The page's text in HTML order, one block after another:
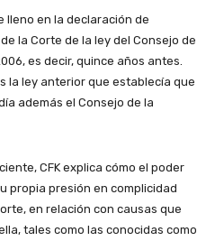
lleno en la declaración de
la Corte de la ley del Consejo de
es decir, quince años antes.
la ley anterior que establecía que
además el Consejo de la
CFK explica cómo el poder
propia presión en complicidad
en relación con causas que
tales como las conocidas como